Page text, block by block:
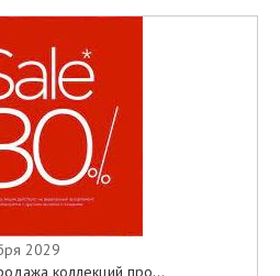
2029
коллекций про...